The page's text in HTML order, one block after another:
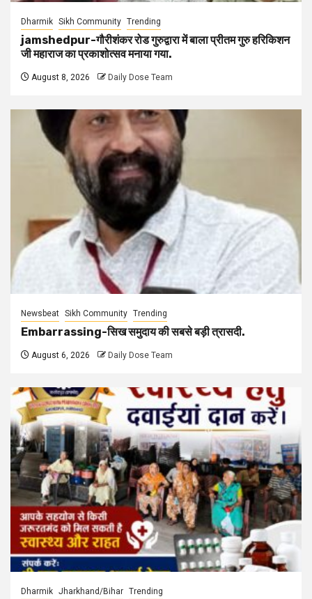
Dharmik Sikh Community Trending
jamshedpur-गौरीशंकर रोड गुरुद्वारा में बाला प्रीतम गुरु हरिकिशन
जी महाराज का प्रकाशोत्सव मनाया गया.
August 8, 2026 Daily Dose Team
Newsbeat Sikh Community Trending
Embarrassing-सिख समुदाय की सबसे बड़ी त्रासदी.
August 6, 2026 Daily Dose Team
Dharmik Jharkhand/Bihar Trending